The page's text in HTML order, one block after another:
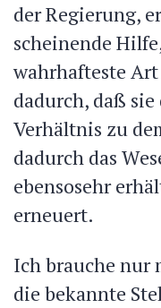
der Regierung,
scheinende
wahrhafteste
dadurch, daß
Verhältnis zu
dadurch das
ebensosehr
erneuert.
Ich brauche nur
die bekannte